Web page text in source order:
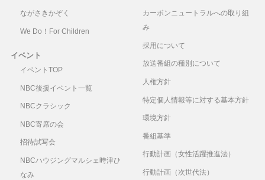
ながさきかぞく
We Do！For Children
イベント
イベントTOP
NBC後援イベント一覧
NBCクラシック
NBC寄席の会
招待試写会
NBCハウジングマルシェ時津ひ
なみ
カーボンニュートラルへの取り組
み
採用について
放送番組の種別について
人権方針
特定個人情報等に対する基本方針
環境方針
番組基準
行動計画（女性活躍推進法）
行動計画（次世代法）